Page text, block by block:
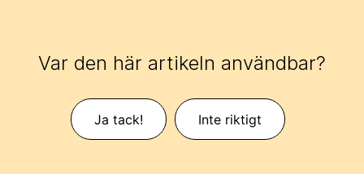
Var den här artikeln användbar?
Ja tack! Inte riktigt